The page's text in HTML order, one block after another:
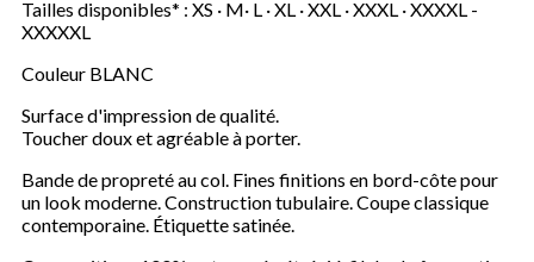
Tailles disponibles* : XS · M· L · XL · XXL · XXXL · XXXXL -
XXXXXL
Couleur BLANC
Surface d'impression de qualité.
Toucher doux et agréable à porter.
Bande de propreté au col. Fines finitions en bord-côte pour
un look moderne. Construction tubulaire. Coupe classique
contemporaine. Étiquette satinée.